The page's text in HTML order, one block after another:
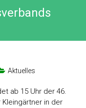
Aktuelles
ab 15 Uhr der 46.
in der